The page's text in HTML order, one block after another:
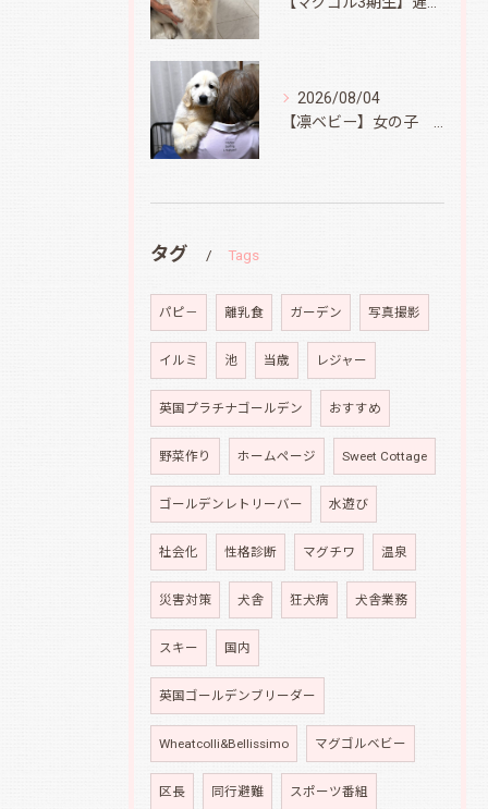
2026/08/04
【凛ベビー】女の子 Ⅱ
タグ Tags
パピ－ 離乳食 ガーデン 写真撮影
イルミ 池 当歳 レジャー
英国プラチナゴールデン おすすめ
野菜作り ホームページ Sweet Cottage
ゴールデンレトリーバー 水遊び
社会化 性格診断 マグチワ 温泉
災害対策 犬舎 狂犬病 犬舎業務
スキー 国内
英国ゴールデンブリーダー
Wheatcolli&Bellissimo マグゴルベビー
区長 同行避難 スポーツ番組